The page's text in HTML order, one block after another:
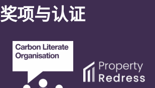
奖项与认证